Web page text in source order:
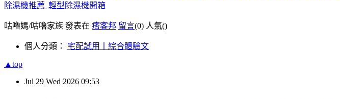
除濕機推薦 輕型除濕機開箱
咕嚕媽/咕嚕家族 發表在 痞客邦 留言(0) 人氣()
個人分類： 宅配試用丨綜合體驗文
▲top
Jul 29 Wed 2026 09:53